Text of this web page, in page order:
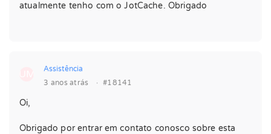
atualmente tenho com o JotCache. Obrigado
Assistência
3 anos atrás
· #18141
Oi,
Obrigado por entrar em contato conosco sobre esta